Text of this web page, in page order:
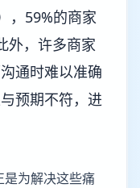
，59%的商家
外，许多商家
通时难以准确
预期不符，进
为解决这些痛